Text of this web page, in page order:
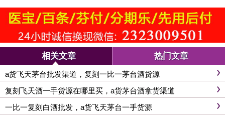
相关文章 热门文章
a货飞天茅台批发渠道，复刻一比一茅台酒货源
复刻飞天酒一手货源在哪里买，a货茅台酒拿货渠道
一比一复刻白酒批发，a货飞天茅台一手货源